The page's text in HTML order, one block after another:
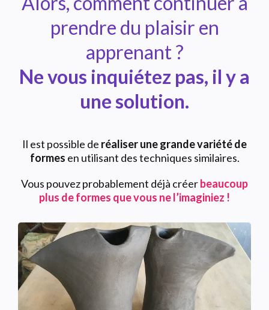
prendre du plaisir en
apprenant ?
Ne vous inquiétez pas, il y a
une solution.
Il est possible de réaliser une grande variété de
formes en utilisant des techniques similaires.
Vous pouvez probablement déjà créerbeaucoup
plus de formes que vous ne l’imaginiez !